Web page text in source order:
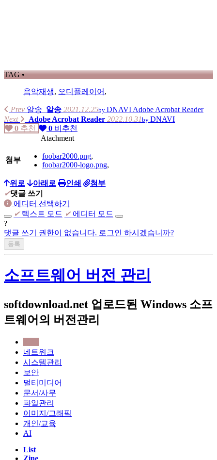
TAG •
음악재생, 오디플레이어 ,
Prev 알송 알송 2021.12.25by DNAVI Adobe Acrobat Reader
Next
Adobe Acrobat Reader 2022.10.31by DNAVI
0 추천 0 비추천
Atachment
첨부 foobar2000.png,
foobar2000-logo.png,
위로 아래로 인쇄
첨부
✔댓글 쓰기
에디터 선택하기
✔ 텍스트 모드 ✔ 에디터 모드
?
댓글 쓰기 권한이 없습니다. 로그인 하시겠습니까?
소프트웨어 버전 관리
softdownload.net 업로드된 Windows 소프
트웨어의 버전관리
네트워크
시스템관리
보안
멀티미디어
문서/사무
파일관리
이미지/그래픽
개인/교육
AI
List